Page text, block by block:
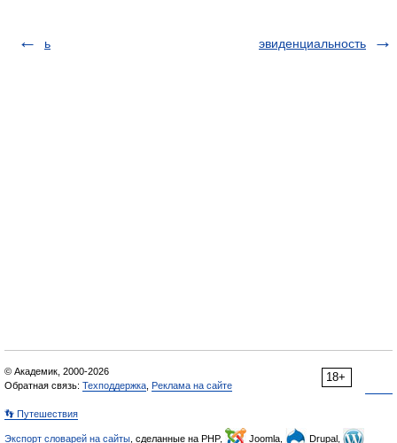
ь эвиденциальность
18+
© Академик, 2000-2026
Обратная связь: Техподдержка Реклама на сайте
👣 Путешествия
Экспорт словарей на сайты , сделанные на PHP, Joomla, Drupal,